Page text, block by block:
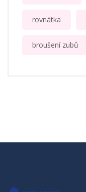
rovnátka
broušení zubů